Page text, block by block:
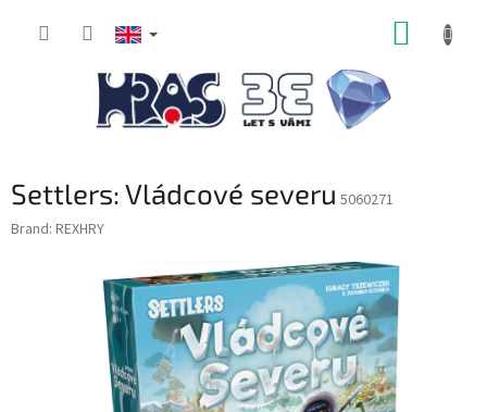
Settlers: Vládcové severu 5060271
Brand: REXHRY